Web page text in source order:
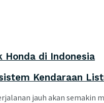
Honda di Indonesia
Kendaraan
jauh akan semakin